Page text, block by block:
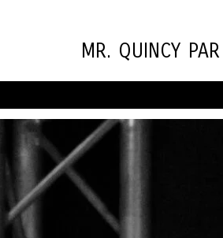
Mr. Quincy